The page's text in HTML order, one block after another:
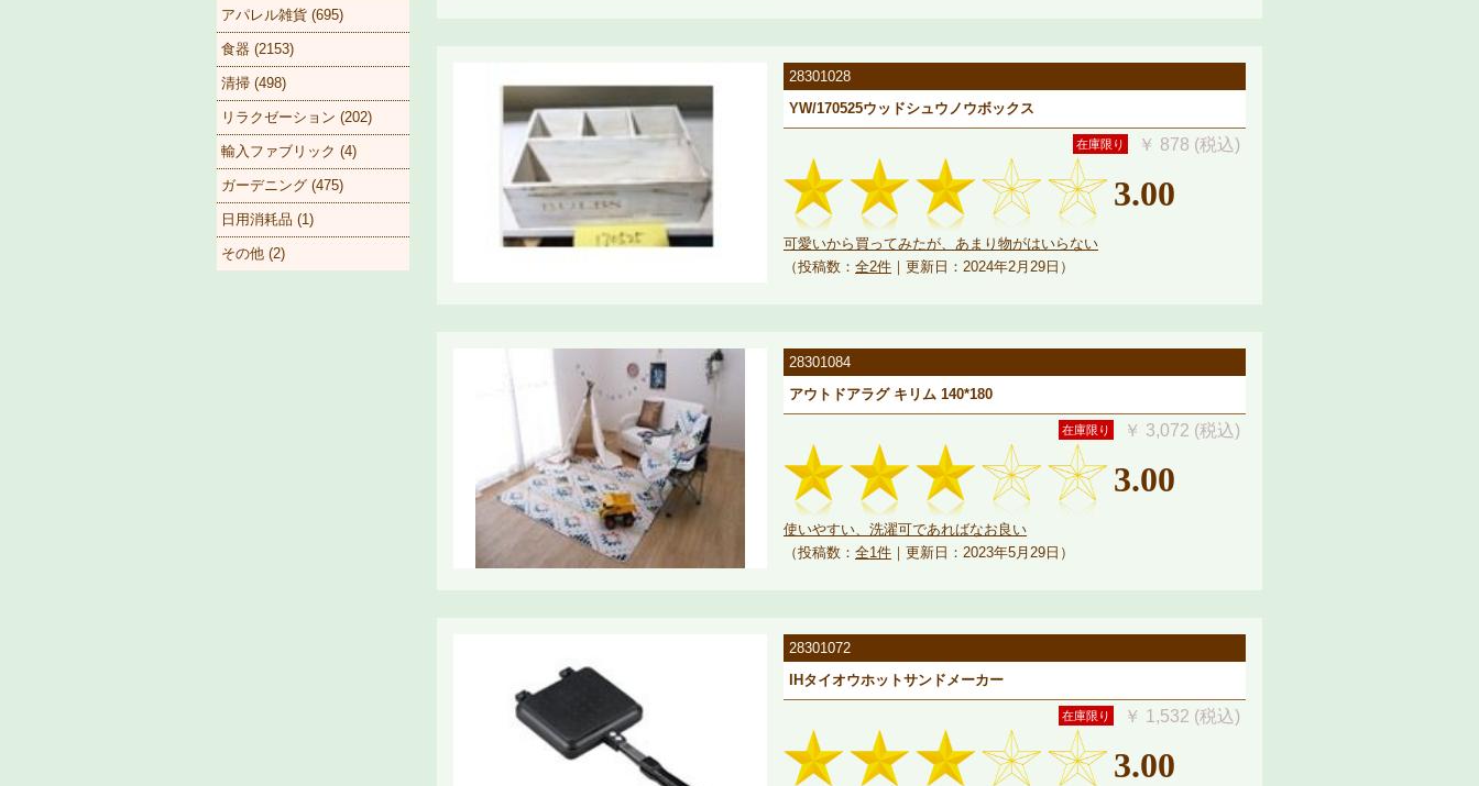
アパレル雑貨 (695)
食器 (2153)
清掃 (498)
リラクゼーション (202)
輸入ファブリック (4)
ガーデニング (475)
日用消耗品 (1)
その他 (2)
28301028
YW/170525ウッドシュウノウボックス
在庫限り ￥ 878 (税込)
3.00
可愛いから買ってみたが、あまり物がはいらない
（投稿数： 全2件 ｜更新日：2024年2月29日）
28301084
アウトドアラグ キリム 140*180
在庫限り ￥ 3,072 (税込)
3.00
使いやすい、洗濯可であればなお良い
（投稿数： 全1件 ｜更新日：2023年5月29日）
28301072
IHタイオウホットサンドメーカー
在庫限り ￥ 1,532 (税込)
3.00